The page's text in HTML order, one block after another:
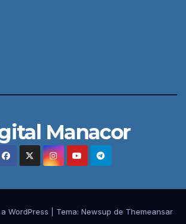
Manacor
WordPress Tema: Newsup de Themeansar